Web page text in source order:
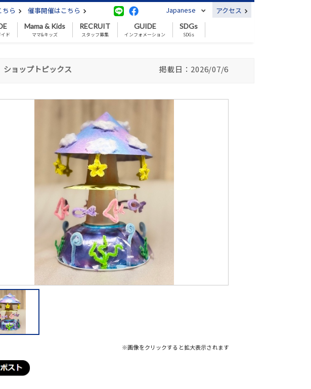
ら 催事開催はこちら Japanese アクセス
ド
Mama & Kids
ママ&キッズ
RECRUIT
スタッフ募集
GUIDE
インフォメーション
SDGs
SDGs
ショップトピックス 掲載日：2026/07/6
※画像をクリックすると拡大表示されます